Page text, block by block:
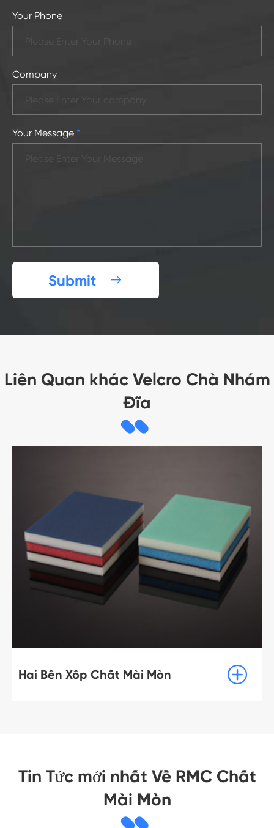
Your Phone
Company
Your Message *
Submit 
Liên Quan khác Velcro Chà Nhám
Đĩa
Hai Bên Xốp Chất Mài Mòn 
Tin Tức mới nhất Về RMC Chất
Mài Mòn